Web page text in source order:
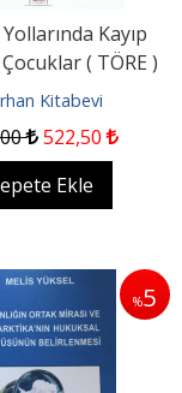
Kayıp
( TÖRE )
Kitabevi
522,50
Ekle
%5